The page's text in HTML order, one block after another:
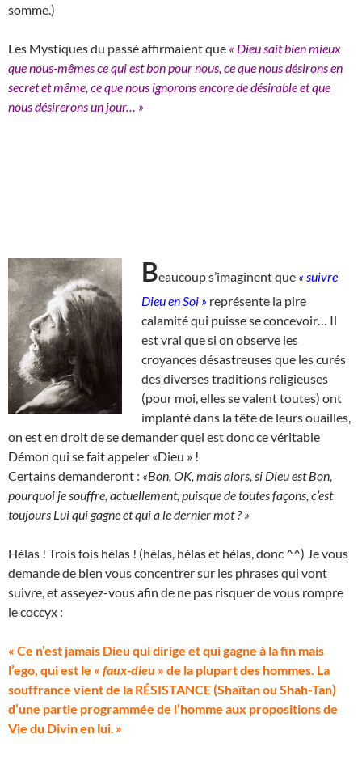
somme.)
Les Mystiques du passé affirmaient que « Dieu sait bien mieux
que nous-mêmes ce qui est bon pour nous, ce que nous désirons en
secret et même, ce que nous ignorons encore de désirable et que
nous désirerons un jour… »
Beaucoup s’imaginent que « suivre
Dieu en Soi » représente la pire
calamité qui puisse se concevoir… Il
est vrai que si on observe les
croyances désastreuses que les curés
des diverses traditions religieuses
(pour moi, elles se valent toutes) ont
implanté dans la tête de leurs ouailles,
on est en droit de se demander quel est donc ce véritable
Démon qui se fait appeler «Dieu » !
Certains demanderont : «Bon, OK, mais alors, si Dieu est Bon,
pourquoi je souffre, actuellement, puisque de toutes façons, c’est
toujours Lui qui gagne et qui a le dernier mot ? »
Hélas ! Trois fois hélas ! (hélas, hélas et hélas, donc ^^) Je vous
demande de bien vous concentrer sur les phrases qui vont
suivre, et asseyez-vous afin de ne pas risquer de vous rompre
le coccyx :
« Ce n’est jamais Dieu qui dirige et qui gagne à la fin mais
l’ego, qui est le « faux-dieu » de la plupart des hommes. La
souffrance vient de la RÉSISTANCE (Shaïtan ou Shah-Tan)
d’une partie programmée de l’homme aux propositions de
Vie du Divin en lui »